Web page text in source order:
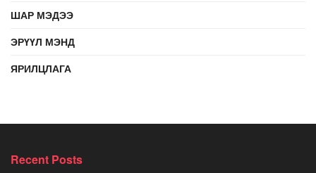
ШАР МЭДЭЭ
ЭРҮҮЛ МЭНД
ЯРИЛЦЛАГА
Recent Posts